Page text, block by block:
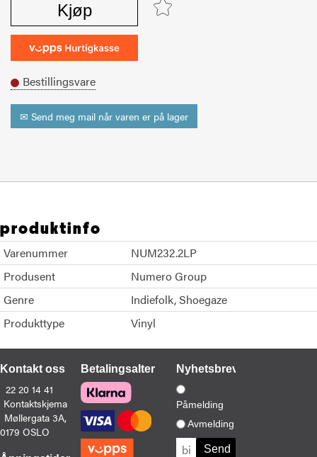
Kjøp
Bestillingsvare
✉ Send meg mail når varen er på lager
produktinfo
Varenummer
NUM232.2LP
Produsent
Numero Group
Genre
Indiefolk Shoegaze
Produkttype
Vinyl
Kontakt oss
22 20 14 41
Kontaktskjema
Møllergata 3A,
0179 OSLO
BetalingsalternativerNyhetsbrev
Påmelding
Avmelding